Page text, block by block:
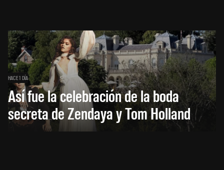
HACE 1 DÍA
Así fue la celebración de la boda
secreta de Zendaya y Tom Holland